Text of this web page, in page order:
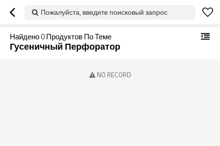
Пожалуйста, введите поисковый запрос
Найдено0Продуктов По Теме
Гусеничный Перфоратор
NO RECORD